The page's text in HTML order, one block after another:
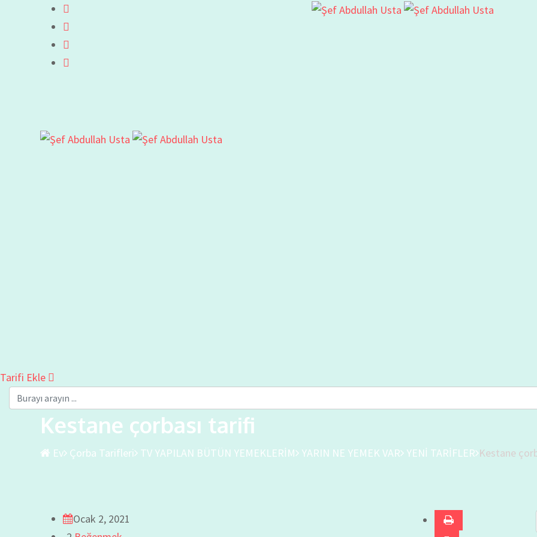
Tarifi Ekle
Kestane çorbası tarifi
Ev Çorba Tarifleri TV YAPILAN BÜTÜN YEMEKLERİM YARIN NE YEMEK VAR YENİ TARİFLER Kestane
Ocak 2, 2021